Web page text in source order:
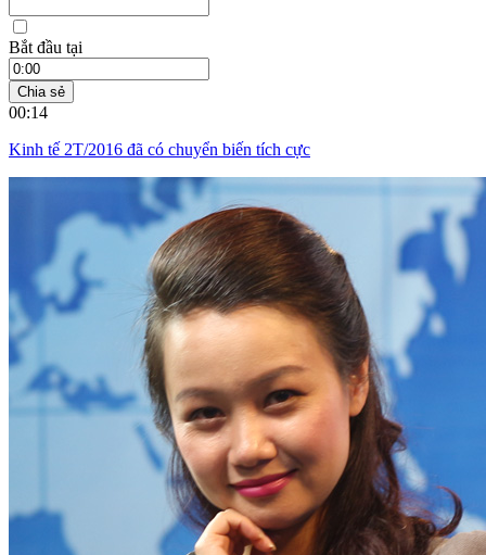
Bắt đầu tại
Chia sẻ
00:14
Kinh tế 2T/2016 đã có chuyển biến tích cực